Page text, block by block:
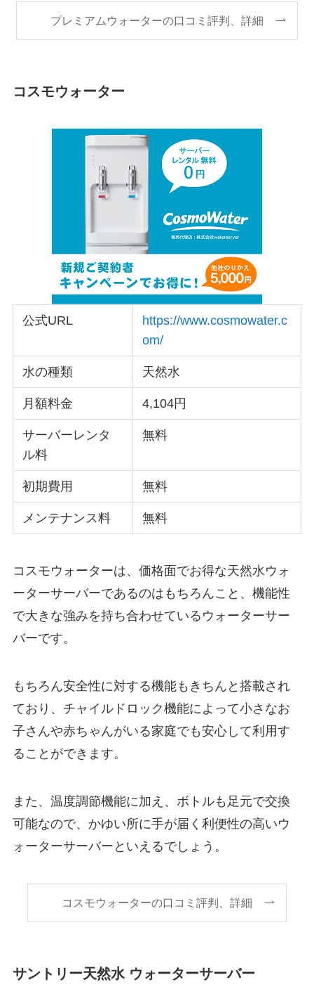
プレミアムウォーターの口コミ評判、詳細
コスモウォーター
公式URL
https://www.cosmowater.c
om/
水の種類 天然水
月額料金 4,104円
サーバーレンタ
ル料
無料
初期費用 無料
メンテナンス料 無料
コスモウォーターは、価格面でお得な天然水ウォ
ーターサーバーであるのはもちろんこと、機能性
で大きな強みを持ち合わせているウォーターサー
バーです。
もちろん安全性に対する機能もきちんと搭載され
ており、チャイルドロック機能によって小さなお
子さんや赤ちゃんがいる家庭でも安心して利用す
ることができます。
また、温度調節機能に加え、ボトルも足元で交換
可能なので、かゆい所に手が届く利便性の高いウ
ォーターサーバーといえるでしょう。
コスモウォーターの口コミ評判、詳細
サントリー天然水 ウォーターサーバー